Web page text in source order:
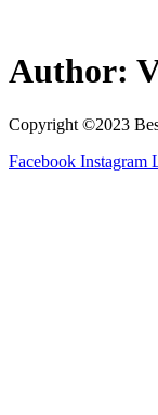
content
Author:
Copyright ©2023
Facebook Instagram